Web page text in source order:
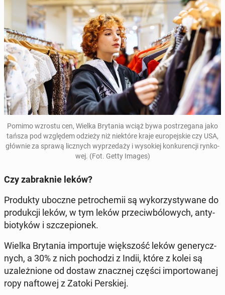
Pomimo wzrostu cen, Wielka Bry­ta­nia wciąż bywa po­strze­ga­na jako
tańsza pod wzglę­dem odzieży niż nie­któ­re kraje eu­ro­pej­skie czy USA,
głównie za sprawą licz­nych wy­prze­da­ży i wy­so­kiej kon­ku­ren­cji ryn­ko­
wej. (Fot. Getty Images)
Czy za­brak­nie leków?
Pro­duk­ty uboczne pe­tro­che­mii są wy­ko­rzy­sty­wa­ne do
pro­duk­cji leków, w tym leków prze­ciw­bó­lo­wych, an­ty­
bio­ty­ków i szcze­pio­nek.
Wielka Bry­ta­nia im­por­tu­je więk­szość leków ge­ne­rycz­
nych, a 30% z nich po­cho­dzi z Indii, które z kolei są
uza­leż­nio­ne od dostaw znacz­nej części im­por­to­wa­nej
ropy naf­to­wej z Zatoki Per­skiej.